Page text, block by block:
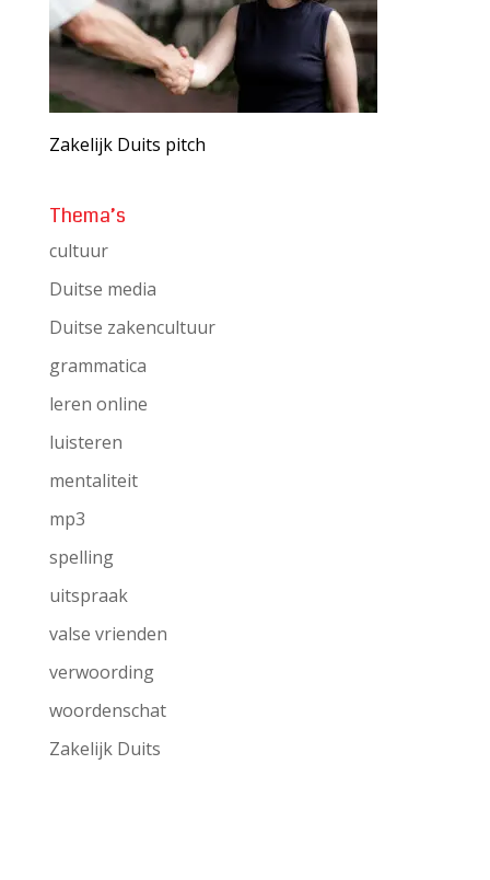
Zakelijk Duits pitch
Thema’s
cultuur
Duitse media
Duitse zakencultuur
grammatica
leren online
luisteren
mentaliteit
mp3
spelling
uitspraak
valse vrienden
verwoording
woordenschat
Zakelijk Duits